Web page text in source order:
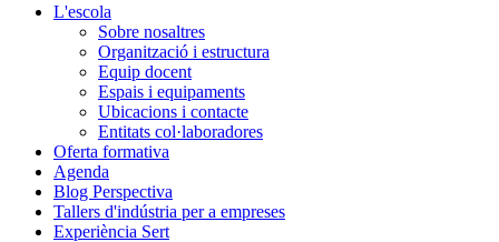
L'escola
Sobre nosaltres
Organització i estructura
Equip docent
Espais i equipaments
Ubicacions i contacte
Entitats col·laboradores
Oferta formativa
Agenda
Blog Perspectiva
Tallers d'indústria per a empreses
Experiència Sert